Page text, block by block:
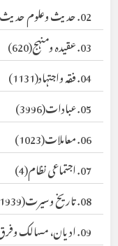
02. حدیث وعلوم حدیث
03. عقیدہ ومنہج
(620)
04. فقہ واجتہاد
(1131)
05. عبادات
(3996)
06. معاملات
(1023)
07. اجتماعی نظام
(4)
08. تاریخ وسیرت
(1939)
09. ادیان، مسالک وفرق